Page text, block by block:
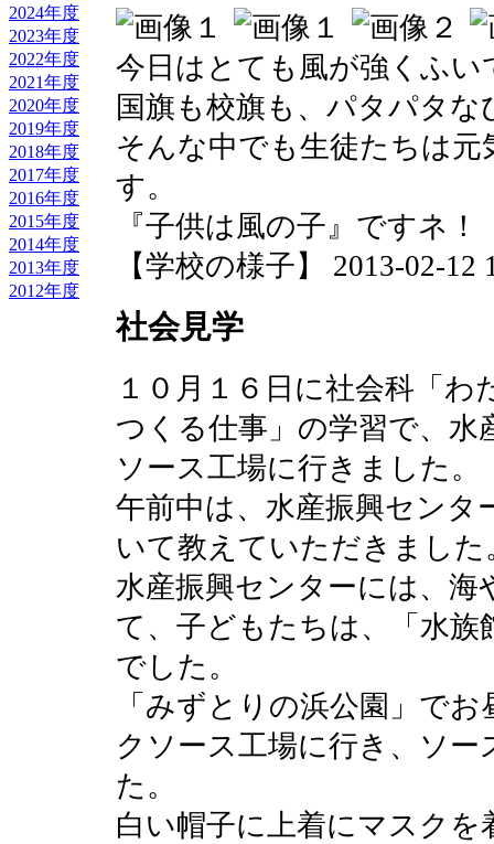
2024年度
2023年度
2022年度
2021年度
2020年度
2019年度
2018年度
2017年度
2016年度
2015年度
2014年度
2013年度
2012年度
今日はとても風が強くふい
国旗も校旗も、パタパタ
そんな中でも生徒たちは
す。
『子供は風の子』ですネ！
【学校の様子】 2013-02-12
社会見学
１０月１６日に社会科「
つくる仕事」の学習で、
ソース工場に行きました。
午前中は、水産振興センタ
いて教えていただきました
水産振興センターには、
て、子どもたちは、「水
でした。
「みずとりの浜公園」で
クソース工場に行き、ソ
た。
白い帽子に上着にマスク